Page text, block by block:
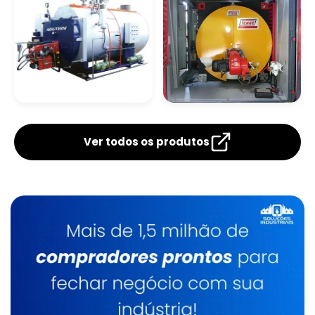
Caldeira A Óleo
Lavadores De Gases Para Caldeiras
Caldeira De Fluido Térmico
Caldeiraria
Manutenção De Caldeiras E Aquecedores Sp
Verticais
Flamotubular
Ver todos os produtos